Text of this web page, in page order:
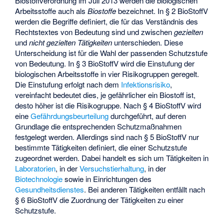
Arbeitsstoffe auch alsBiostoffebezeichnet. In § 2 BioStoffV
werden die Begriffe definiert, die für das Verständnis des
Rechtstextes von Bedeutung sind und zwischengezielten
undnicht gezielten Tätigkeiten unterschieden. Diese
Unterscheidung ist für die Wahl der passenden Schutzstufe
von Bedeutung. In § 3 BioStoffV wird die Einstufung der
biologischen Arbeitsstoffe in vier Risikogruppen geregelt.
Die Einstufung erfolgt nach dem Infektionsrisiko,
vereinfacht bedeutet dies, je gefährlicher ein Biostoff ist,
desto höher ist die Risikogruppe. Nach § 4 BioStoffV wird
eineGefährdungsbeurteilungdurchgeführt, auf deren
Grundlage die entsprechenden Schutzmaßnahmen
festgelegt werden. Allerdings sind nach § 5 BioStoffV nur
bestimmte Tätigkeiten definiert, die einer Schutzstufe
zugeordnet werden. Dabei handelt es sich um Tätigkeiten in
Laboratorien, in derVersuchstierhaltung, in der
Biotechnologiesowie in Einrichtungen des
Gesundheitsdienstes. Bei anderen Tätigkeiten entfällt nach
§ 6 BioStoffV die Zuordnung der Tätigkeiten zu einer
Schutzstufe.